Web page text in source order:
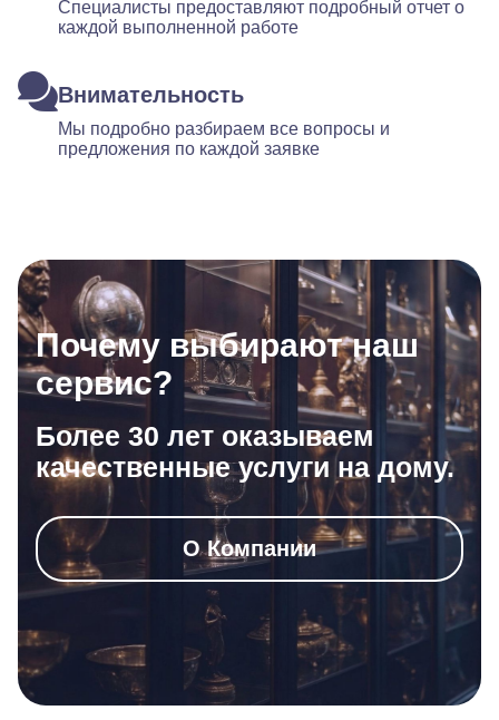
Специалисты предоставляют подробный отчет о
каждой выполненной работе
Внимательность
Мы подробно разбираем все вопросы и
предложения по каждой заявке
Почему выбирают наш
сервис?
Более 30 лет оказываем
качественные услуги на дому.
О Компании